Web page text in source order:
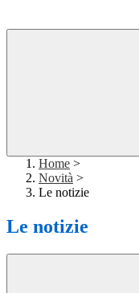
Home >
Novità >
Le notizie
Le notizie